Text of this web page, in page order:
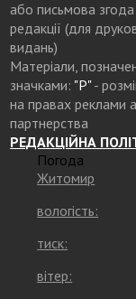
або письмова згода
редакції (для
видань)
Матеріали,
значками: "Р"-
на правах реклами
партнерства
РЕДАКЦІЙНА
Погода
Житомир
вологість:
тиск:
вітер: